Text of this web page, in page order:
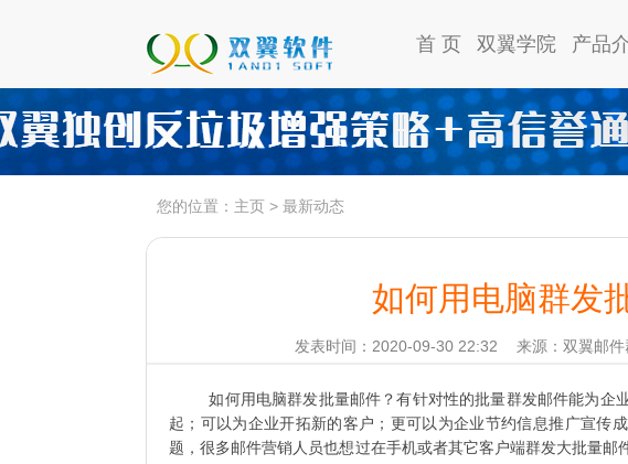
首 页 双翼学院 产品
您的位置： 主页 > 最新动态
如何用电脑群发
发表时间：2020-09-30 22:32 来源：双翼邮
如何用电脑群发批量邮件？有针对性的批量群发邮件能为企
起；可以为企业开拓新的客户；更可以为企业节约信息推广宣传
题，很多邮件营销人员也想过在手机或者其它客户端群发大批量